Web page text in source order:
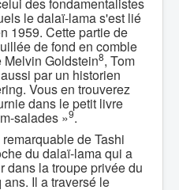
des fondamentalistes
le dalaï-lama s'est lié
1959. Cette partie de
de fond en comble
Goldstein8, Tom
par un historien
Vous en trouverez
dans le petit livre
salades »9.
de Tashi
du dalaï-lama qui a
dans la troupe privée du
Il a traversé le